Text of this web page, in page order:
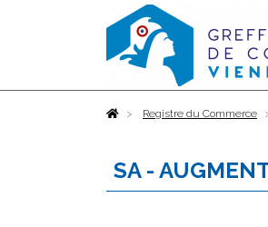
AccueilRegistre du Commerce
SA -